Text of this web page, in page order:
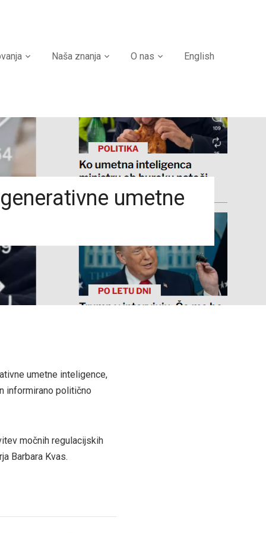
Naša znanja O nas English
umetne
umetne inteligence,
informirano politično
močnih regulacijskih
Barbara Kvas.